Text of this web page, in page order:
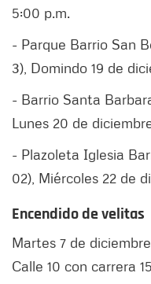
5:00 p.m.
- Parque Barrio San
3), Domindo 19 de
- Barrio Santa
Lunes 20 de
- Plazoleta Iglesia
02), Miércoles 22 de
Encendido de velitas
Martes 7 de
Calle 10 con carrera